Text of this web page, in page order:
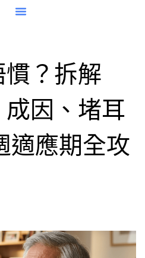
？拆解
成因、堵耳
適應期全攻